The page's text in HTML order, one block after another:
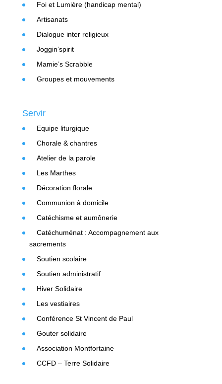
Foi et Lumière (handicap mental)
Artisanats
Dialogue inter religieux
Joggin’spirit
Mamie’s Scrabble
Groupes et mouvements
Servir
Equipe liturgique
Chorale & chantres
Atelier de la parole
Les Marthes
Décoration florale
Communion à domicile
Catéchisme et aumônerie
Catéchuménat : Accompagnement aux
sacrements
Soutien scolaire
Soutien administratif
Hiver Solidaire
Les vestiaires
Conférence St Vincent de Paul
Gouter solidaire
Association Montfortaine
CCFD – Terre Solidaire